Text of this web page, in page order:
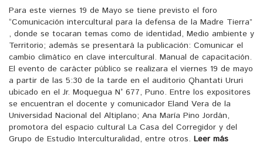
"Maestría en Religiones y culturas Andinas"
Para este viernes 19 de Mayo se tiene previsto el foro
“Comunicación intercultural para la defensa de la Madre Tierra”
, donde se tocaran temas como de identidad, Medio ambiente y
Territorio; además se presentará la publicación: Comunicar el
cambio climático en clave intercultural. Manual de capacitación.
El evento de carácter público se realizara el viernes 19 de mayo
a partir de las 5:30 de la tarde en el auditorio Qhantati Ururi
ubicado en el Jr. Moquegua N° 677, Puno. Entre los expositores
se encuentran el docente y comunicador Eland Vera de la
Universidad Nacional del Altiplano; Ana María Pino Jordán,
promotora del espacio cultural La Casa del Corregidor y del
Grupo de Estudio Interculturalidad, entre otros. Leer más